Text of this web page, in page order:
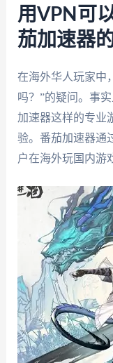
用VPN可
茄加速器
在海外华人玩家中
吗？”的疑问。事
加速器这样的专业
验。番茄加速器通
户在海外玩国内游